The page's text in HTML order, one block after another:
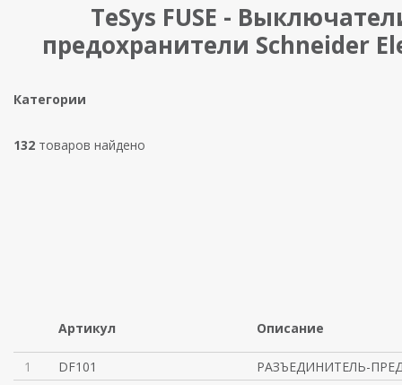
TeSys FUSE -
предохранители Schneider
Категории
132 товаров найдено
Артикул Описание
1 DF101
РАЗЪЕДИНИТЕЛЬ-